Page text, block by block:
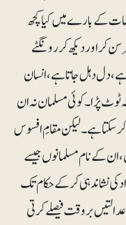
کے بارے میں کیا کچھ
سن کر اور دیکھ کر رونگٹے
دل دہل جاتا ہے،انسان
پڑا۔ کوئی مسلمان نہ ان
کرسکتا ہے۔ لیکن مقامِ افسوس
کے نام مسلمانوں جیسے
کی نشاندہی کرکے حکام تک
بروقت فیصلے کرتی